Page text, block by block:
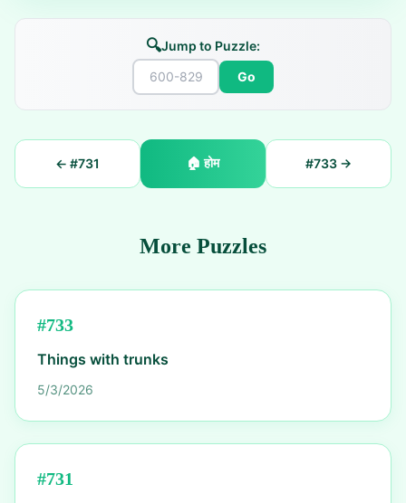
🔍Jump to Puzzle:
Go
← #731 🏠होम #733→
More Puzzles
#733
Things with trunks
5/3/2026
#731